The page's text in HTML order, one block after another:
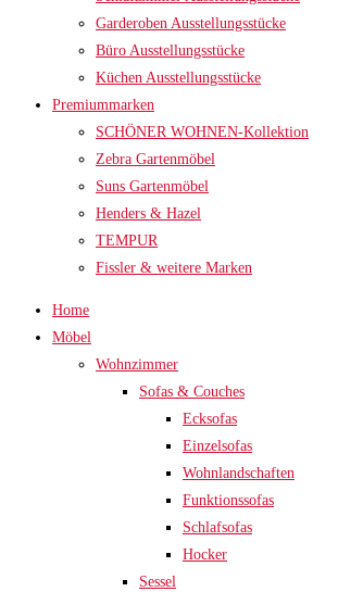
Garderoben Ausstellungsstücke
Büro Ausstellungsstücke
Küchen Ausstellungsstücke
Premiummarken
SCHÖNER WOHNEN-Kollektion
Zebra Gartenmöbel
Suns Gartenmöbel
Henders & Hazel
TEMPUR
Fissler & weitere Marken
Home
Möbel
Wohnzimmer
Sofas & Couches
Ecksofas
Einzelsofas
Wohnlandschaften
Funktionssofas
Schlafsofas
Hocker
Sessel